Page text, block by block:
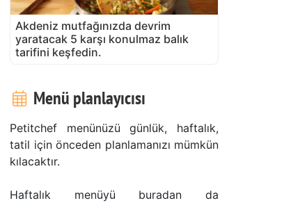
Akdeniz mutfağınızda devrim
yaratacak 5 karşı konulmaz balık
tarifini keşfedin.
Menü planlayıcısı
Petitchef menünüzü günlük, haftalık,
tatil için önceden planlamanızı mümkün
kılacaktır.
Haftalık menüyü buradan da